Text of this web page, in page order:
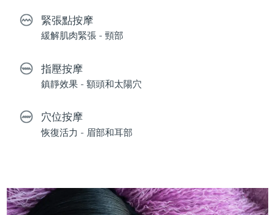
緊張點按摩
緩解肌肉緊張 - 頸部
指壓按摩
鎮靜效果 - 額頭和太陽穴
穴位按摩
恢復活力 - 眉部和耳部